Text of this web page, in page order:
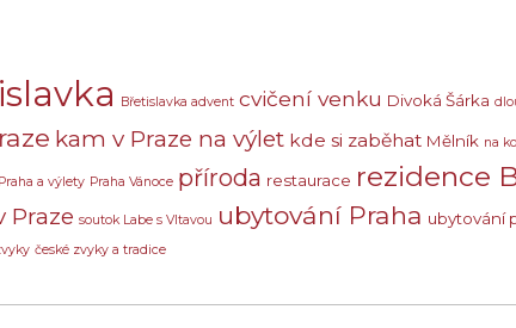
Břetislavka advent cvičení venku Divoká Šárka
kam v Praze na výlet kde si zaběhat Mělník na
Praha a výlety Praha Vánoce příroda restaurace rezidence
Praze soutok Labe s Vltavou ubytování Praha ubytování
české zvyky a tradice